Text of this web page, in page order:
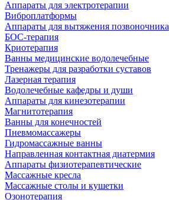
Аппараты для электротерапии
Виброплатформы
Аппараты для вытяжения позвоночника
БОС-терапия
Криотерапия
Ванны медицинские водолечебные
Тренажеры для разработки суставов
Лазерная терапия
Водолечебные кафедры и души
Аппараты для кинезотерапии
Магнитотерапия
Ванны для конечностей
Пневмомассажеры
Гидромассажные ванны
Направленная контактная диатермия
Аппараты физиотерапевтические
Массажные кресла
Массажные столы и кушетки
Озонотерапия